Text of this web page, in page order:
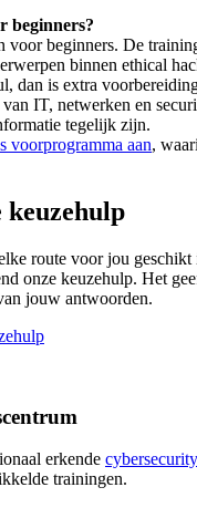
beginners?
voor beginners. De
binnen ethical
dan is extra
IT, netwerken en
tegelijk zijn.
voorprogramma aan,
keuzehulp
route voor jou geschikt
onze keuzehulp. Het
jouw antwoorden.
erkende
trainingen.